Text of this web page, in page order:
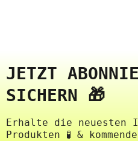
JETZT
SICHERN 🎁
Erhalte die neuesten
Produkten 🧪 &